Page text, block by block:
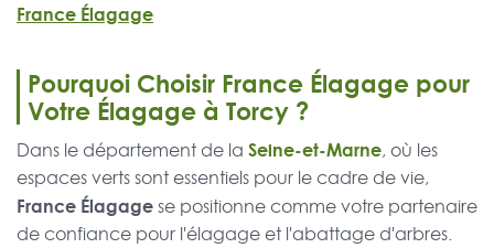
France Élagage
Pourquoi Choisir France Élagage pour
Votre Élagage à Torcy ?
Dans le département de la Seine-et-Marne, où les
espaces verts sont essentiels pour le cadre de vie,
France Élagagese positionne comme votre partenaire
de confiance pour l'élagage et l'abattage d'arbres.